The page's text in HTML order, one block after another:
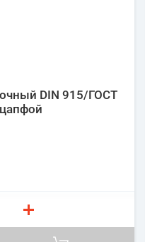
DIN 915/ГОСТ